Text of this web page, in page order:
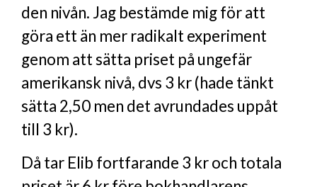
den nivån. Jag bestämde mig för att
göra ett än mer radikalt experiment
genom att sätta priset på ungefär
amerikansk nivå, dvs 3 kr (hade tänkt
sätta 2,50 men det avrundades uppåt
till 3 kr).
Då tar Elib fortfarande 3 kr och totala